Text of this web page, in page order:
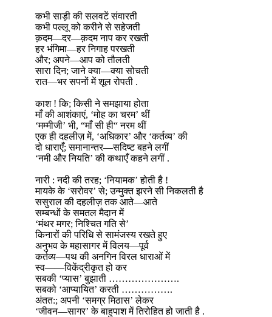
कभी साड़ी की सलवटें संवारती
कभी पल्लू को करीने से सहेजती
क़दम—दर—क़दम नाप कर रखती
हर भंगिमा—हर निगाह परखती
और; अपने—आप को तौलती
सारा दिन; जाने क्या—क्या सोचती
रात—भर सपनों में शूल रोपती .
काश ! कि; किसी ने समझाया होता
माँ की आशंकाएं, ‘मोह का चरम’ थीं
‘मम्मीजी’ भी, “माँ सी ही“ नरम थीं
एक ही दहलीज़ में, ‘अधिकार’ और ‘कर्तव्य’ की
दो धाराएँ; समानान्तर—सदिष्ट बहने लगीं
‘नमी और नियति’ की कथाएँ कहने लगीं .
नारी : नदी की तरह; ‘नियामक’ होती है !
मायके के ‘सरोवर’ से; उन्मुक्त झरने सी निकलती है
ससुराल की दहलीज़ तक आते—आते
सम्बन्धों के समतल मैदान में
‘मंथर मगर; निश्चित गति से’
किनारों की परिधि से सामंजस्य रखते हुए
अनुभव के महासागर में विलय—पूर्व
कर्तव्य—पथ की अनगिन विरल धाराओं में
स्व——विकेंद्रीकृत हो कर
सबकी ‘प्यास’ बुझाती ………………….
सबको ‘आप्यायित’ करती …………….
अंतत:; अपनी ‘समग्र मिठास’ लेकर
‘जीवन—सागर’ के बाहुपाश में तिरोहित हो जाती है .